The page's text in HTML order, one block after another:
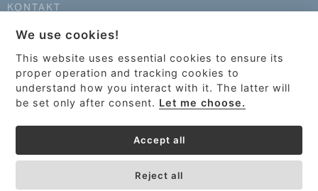
KONTAKT
info@optikinstruments.cz
tel.: +420 607 177 455
We use cookies!
This website uses essential cookies to ensure its
proper operation and tracking cookies to
understand how you interact with it. The latter will
be set only after consent. Let me choose.
Accept all
Reject all